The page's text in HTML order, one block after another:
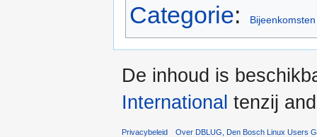
Categorie: Bijeenkomsten
De inhoud is
International tenzij
Privacybeleid Over DBLUG, Den Bosch Linux Users